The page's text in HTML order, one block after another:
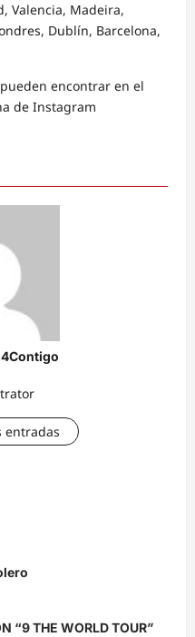
Valencia, Madeira,
Dublín, Barcelona,
encontrar en el
de Instagram
entradas
“9 THE WORLD TOUR”